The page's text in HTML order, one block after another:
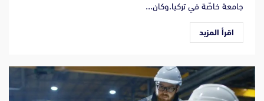
جامعة خاصّة في تركيا.وكان...
اقرأ المزيد